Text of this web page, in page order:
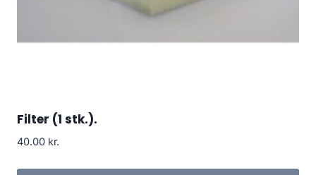
Filter (1 stk.).
40.00 kr.